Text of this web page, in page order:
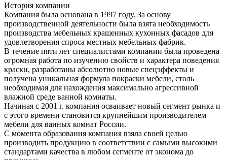
История компании
Компания была основана в 1997 году. За основу
производственной деятельности была взята необходимость
производства мебельных крашенных кухонных фасадов для
удовлетворения спроса местных мебельных фабрик.
В течение пяти лет специалистами компании была проведена
огромная работа по изучению свойств и характера поведения
краски, разработаны абсолютно новые спецэффекты и
получена уникальная формула покраски мебели, столь
необходимая для нахождения максимально агрессивной
влажной среде ванной комнаты.
Начиная с 2001 г. компания осваивает новый сегмент рынка и
с этого времени становится крупнейшим производителем
мебели для ванных комнат России.
С момента образования компания взяла своей целью
производить продукцию в соответствии с самыми высокими
стандартами качества в любом сегменте от эконома до